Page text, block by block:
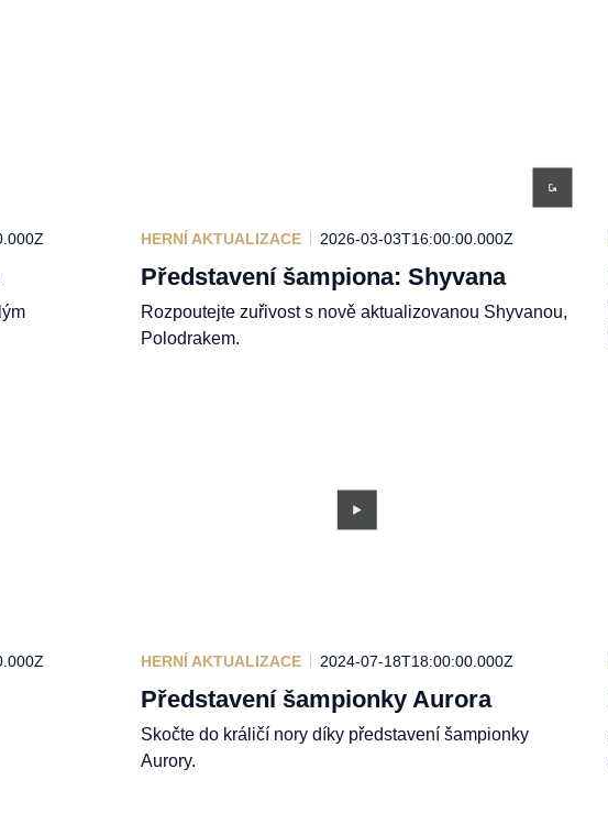
HERNÍ AKTUALIZACE 2026-03-03T16:00:00.000Z
Představení šampiona: Shyvana
Rozpoutejte zuřivost s nově aktualizovanou Shyvanou,
Polodrakem.
HERNÍ AKTUALIZACE 2024-07-18T18:00:00.000Z
Představení šampionky Aurora
Skočte do králičí nory díky představení šampionky
Aurory.